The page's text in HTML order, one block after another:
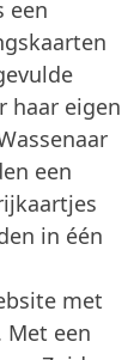
een
haar eigen
een
in één
met
een